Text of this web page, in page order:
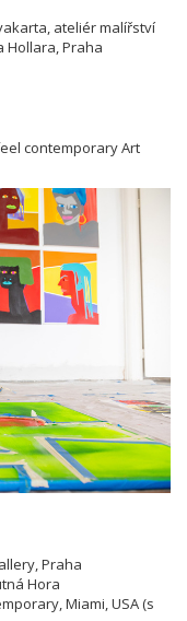
ateliér malířství
Hollara, Praha
contemporary Art
Praha
Hora
Miami, USA (s